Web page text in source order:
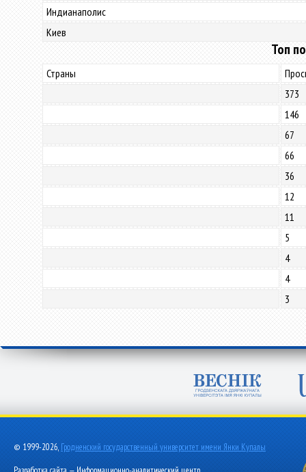
Индианаполис
Киев
Топ
Страны
373
146
67
66
36
12
11
5
4
4
3
© 1999-2026, Гродненский государственный университет имени Янки Купалы